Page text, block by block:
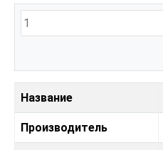
Название
Производитель